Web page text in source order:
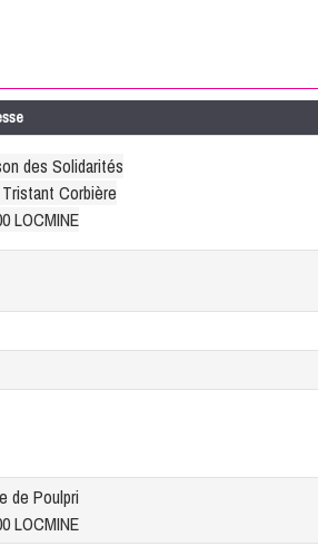
des Solidarités
Corbière
LOCMINE
de Poulpri
LOCMINE